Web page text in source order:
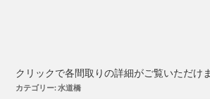
クリックで各間取りの詳細がご覧いただけ
カテゴリー: 水道橋